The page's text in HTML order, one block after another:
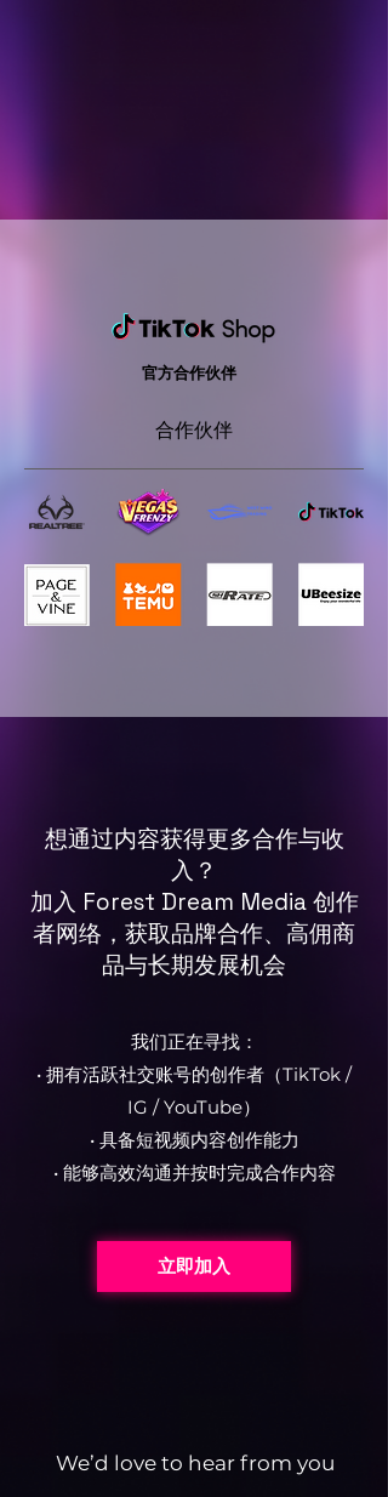
​官方合作伙伴
合作伙伴
想通过内容获得更多合作与收
入？
加入 Forest Dream Media 创作
者网络，获取品牌合作、高佣商
品与长期发展机会
我们正在寻找：
• 拥有活跃社交账号的创作者（TikTok /
IG / YouTube）
• 具备短视频内容创作能力
• 能够高效沟通并按时完成合作内容
立即加入
We’d love to hear from you